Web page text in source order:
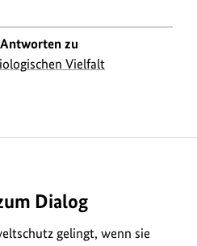
zu
Vielfalt
Dialog
gelingt, wenn sie